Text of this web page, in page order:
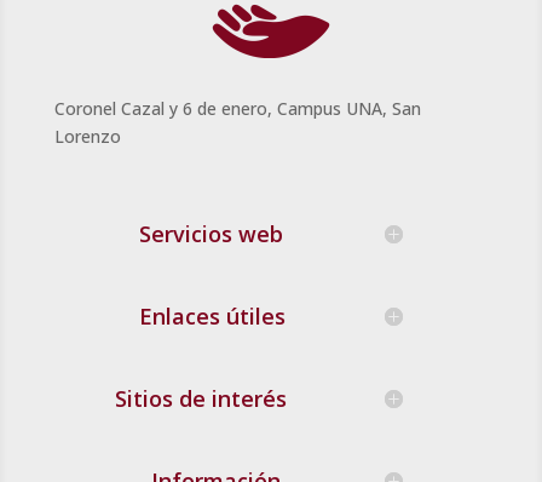
Coronel Cazal y 6 de enero, Campus UNA, San
Lorenzo
Servicios web
Enlaces útiles
Sitios de interés